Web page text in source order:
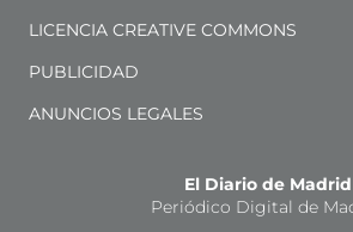
LICENCIA CREATIVE COMMONS
PUBLICIDAD
ANUNCIOS LEGALES
El Diario de Madrid
Periódico Digital de